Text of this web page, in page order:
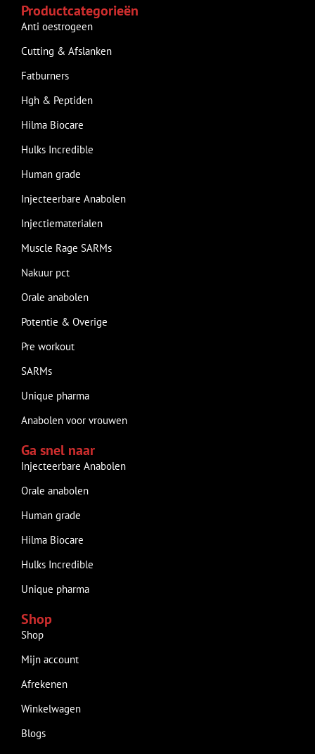
Productcategorieën
Anti oestrogeen
Cutting & Afslanken
Fatburners
Hgh & Peptiden
Hilma Biocare
Hulks Incredible
Human grade
Injecteerbare Anabolen
Injectiematerialen
Muscle Rage SARMs
Nakuur pct
Orale anabolen
Potentie & Overige
Pre workout
SARMs
Unique pharma
Anabolen voor vrouwen
Ga snel naar
Injecteerbare Anabolen
Orale anabolen
Human grade
Hilma Biocare
Hulks Incredible
Unique pharma
Shop
Shop
Mijn account
Afrekenen
Winkelwagen
Blogs